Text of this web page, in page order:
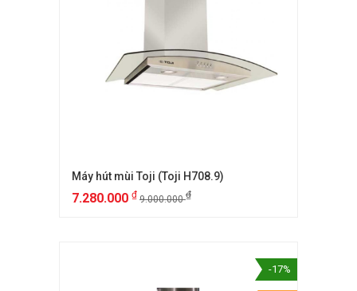
Máy hút mùi Toji (Toji H708.9)
7.280.000 ₫ 9.000.000₫
-17%